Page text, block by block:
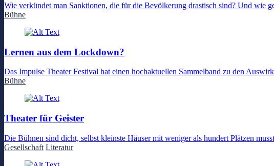
Wie verkündet man Sanktionen, die für die Bevölkerung drastisch sind? Und wie
Bühne
Lernen aus dem Lockdown?
Das Impulse Theater Festival hat einen hochaktuellen Sammelband zu den
Bühne
Theater für Geister
Die Bühnen sind dicht, selbst kleinste Häuser mit weniger als hundert Plätzen
Gesellschaft Literatur